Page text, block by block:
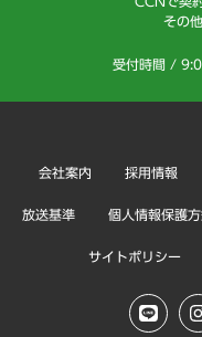
その
受付時間 /
会社案内 採用情報
放送基準 個人情報保護
サイトポリシー